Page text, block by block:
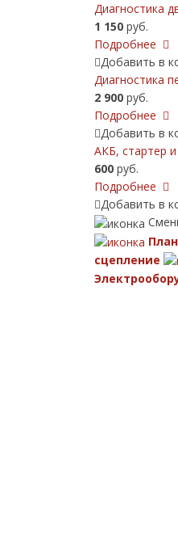
Диагностика
1 150 руб.
Подробнее
Добавить в
Диагностика
2 900 руб.
Подробнее
Добавить в
АКБ, cтартер и
600 руб.
Подробнее
Добавить в
сцепление